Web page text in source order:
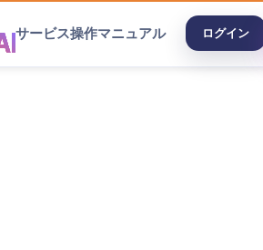
サービス操作マニュアル ログイン